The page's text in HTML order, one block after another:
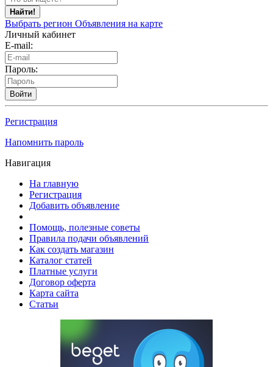
Найти!
Выбрать регион Объявления на карте
Личный кабинет
E-mail:
Пароль:
Войти
Регистрация
Напомнить пароль
Навигация
На главную
Регистрация
Добавить объявление
Помощь, полезные советы
Правила подачи объявлений
Как создать магазин
Каталог статей
Платные услуги
Договор оферта
Карта сайта
Статьи